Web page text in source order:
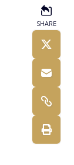
SHARE